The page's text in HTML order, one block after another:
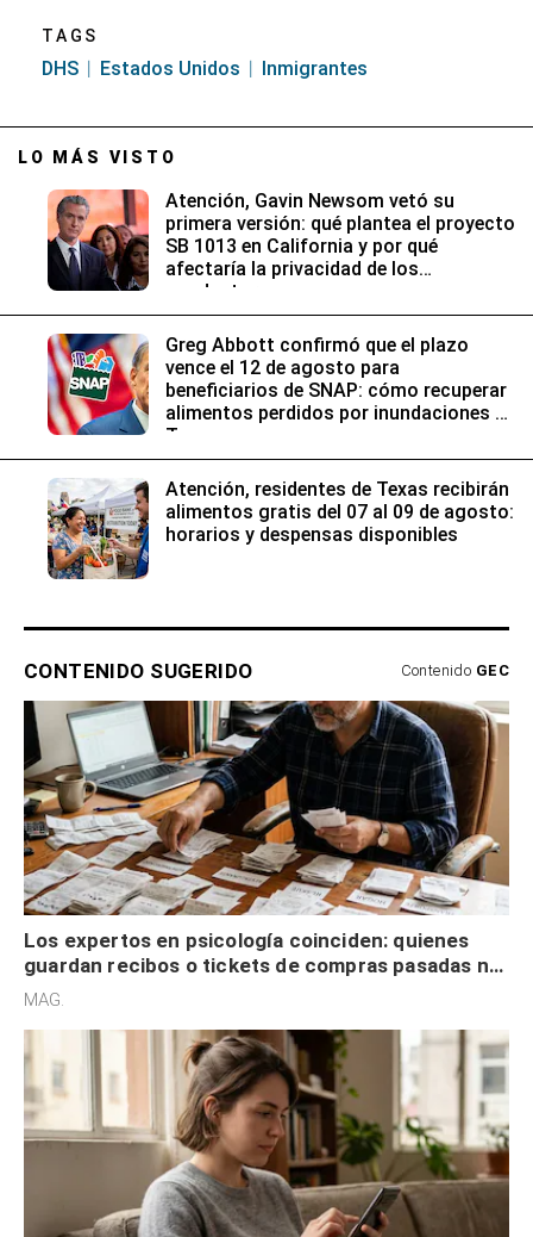
TAGS
DHS Estados Unidos Inmigrantes
LO MÁS VISTO
Atención, Gavin Newsom vetó su
primera versión: qué plantea el proyecto
SB 1013 en California y por qué
afectaría la privacidad de los
conductores
Greg Abbott confirmó que el plazo
vence el 12 de agosto para
beneficiarios de SNAP: cómo recuperar
alimentos perdidos por inundaciones en
Texas
Atención, residentes de Texas recibirán
alimentos gratis del 07 al 09 de agosto:
horarios y despensas disponibles
CONTENIDO SUGERIDO Contenido GEC
Los expertos en psicología coinciden: quienes
guardan recibos o tickets de compras pasadas no
son acumuladores, sino que tienen necesidad de
MAG.